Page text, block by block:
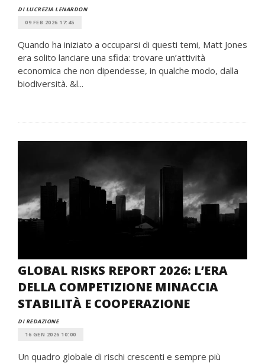
DI LUCREZIA LENARDON
09 FEB 2026 17:45
Quando ha iniziato a occuparsi di questi temi, Matt Jones
era solito lanciare una sfida: trovare un’attività
economica che non dipendesse, in qualche modo, dalla
biodiversità. &l...
GLOBAL RISKS REPORT 2026: L’ERA
DELLA COMPETIZIONE MINACCIA
STABILITÀ E COOPERAZIONE
DI REDAZIONE
16 GEN 2026 10:00
Un quadro globale di rischi crescenti e sempre più